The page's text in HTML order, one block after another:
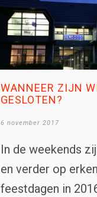
WANNEER ZIJN
GESLOTEN?
6 november 2017
In de weekends
en verder op
feestdagen in